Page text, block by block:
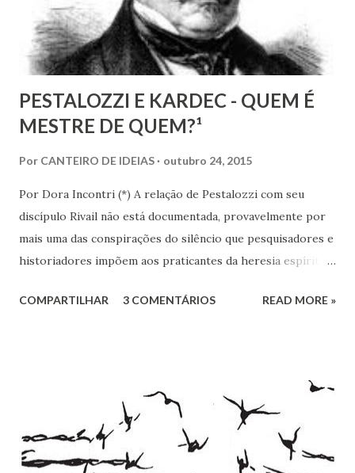
quando se tem algum conhecim...
PESTALOZZI E KARDEC - QUEM É
MESTRE DE QUEM?¹
Por CANTEIRO DE IDEIAS outubro 24, 2015
Por Dora Incontri (*) A relação de Pestalozzi com seu
discípulo Rivail não está documentada, provavelmente por
mais uma das conspirações do silêncio que pesquisadores e
historiadores impõem aos praticantes da heresia espírita
de Pestalozzi a amigos, familiares, discípulos, reis,
Pestalozzi a Rivail ou vice-versa. Pestalozzi sonhava
implantar seu método na França, a ponto de ter tido uma
entrevista com o próprio Napoleão Bonaparte, que aliás se
mostrou insensível aos seus planos. Escreveu em 1826 um
COMPARTILHAR 3 COMENTÁRIOS READ MORE »